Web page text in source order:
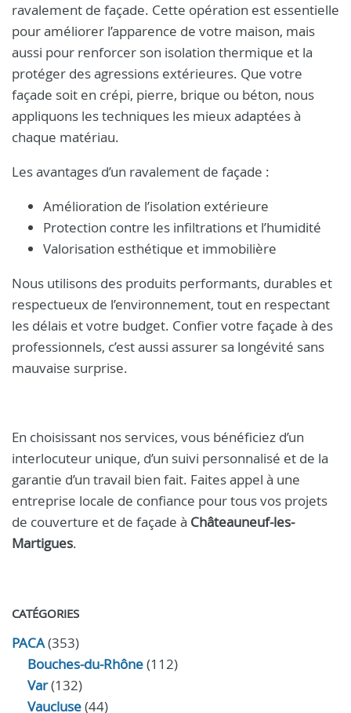
ravalement de façade. Cette opération est essentielle
pour améliorer l’apparence de votre maison, mais
aussi pour renforcer son isolation thermique et la
protéger des agressions extérieures. Que votre
façade soit en crépi, pierre, brique ou béton, nous
appliquons les techniques les mieux adaptées à
chaque matériau.
Les avantages d’un ravalement de façade :
Amélioration de l’isolation extérieure
Protection contre les infiltrations et l’humidité
Valorisation esthétique et immobilière
Nous utilisons des produits performants, durables et
respectueux de l’environnement, tout en respectant
les délais et votre budget. Confier votre façade à des
professionnels, c’est aussi assurer sa longévité sans
mauvaise surprise.
En choisissant nos services, vous bénéficiez d’un
interlocuteur unique, d’un suivi personnalisé et de la
garantie d’un travail bien fait. Faites appel à une
entreprise locale de confiance pour tous vos projets
de couverture et de façade à Châteauneuf-les-
Martigues.
CATÉGORIES
PACA(353)
Bouches-du-Rhône(112)
Var(132)
Vaucluse(44)